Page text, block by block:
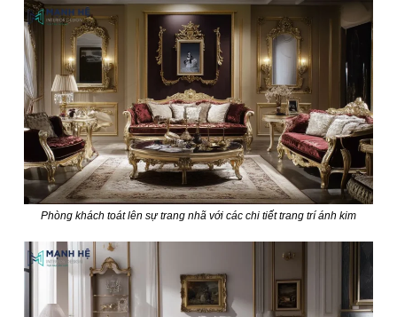
Phòng khách toát lên sự trang nhã với các chi tiết trang trí ánh kim